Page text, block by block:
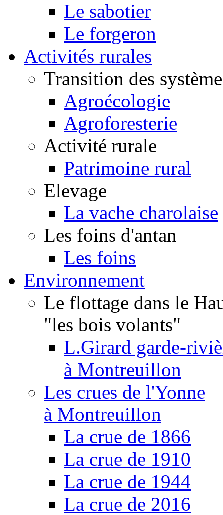
Le sabotier
Le forgeron
Activités rurales
Transition des
Agroécologie
Agroforesterie
Activité rurale
Patrimoine rural
Elevage
La vache charolaise
Les foins d'antan
Les foins
Environnement
Le flottage dans le
"les bois volants"
L.Girard garde-
à Montreuillon
Les crues de l'Yonne
à Montreuillon
La crue de 1866
La crue de 1910
La crue de 1944
La crue de 2016